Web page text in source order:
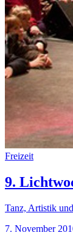
Freizeit
9.
Tanz, Artistik
7. November